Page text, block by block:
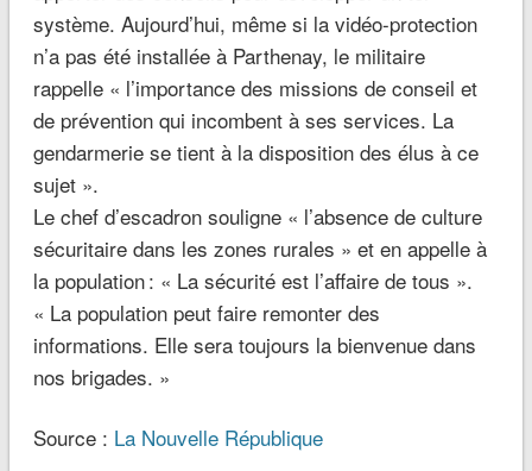
système. Aujourd’hui, même si la vidéo-protection
n’a pas été installée à Parthenay, le militaire
rappelle « l’importance des missions de conseil et
de prévention qui incombent à ses services. La
gendarmerie se tient à la disposition des élus à ce
sujet ».
Le chef d’escadron souligne « l’absence de culture
sécuritaire dans les zones rurales » et en appelle à
la population : « La sécurité est l’affaire de tous ».
« La population peut faire remonter des
informations. Elle sera toujours la bienvenue dans
nos brigades. »
Source : La Nouvelle République